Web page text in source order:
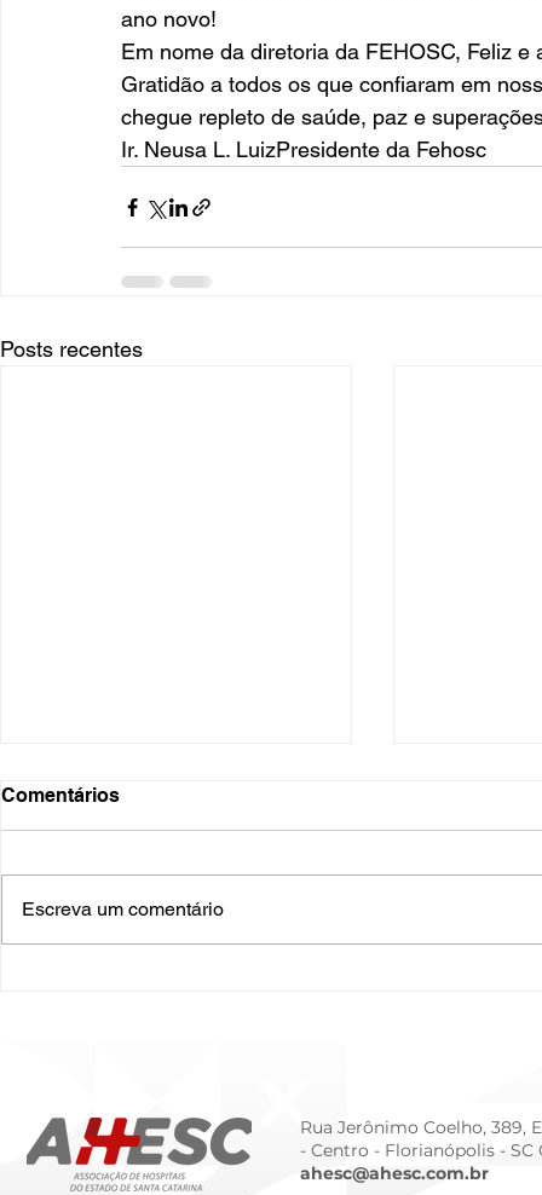
ano novo!
Em nome da diretoria da FEHOSC, Feliz e
Gratidão a todos os que confiaram em
chegue repleto de saúde, paz e
Ir. Neusa L. LuizPresidente da Fehosc
Posts recentes
Comentários
Escreva um comentário
Rua Jerônimo Coelho, 389,
- Centro - Florianópolis - SC
ahesc@ahesc.com.br